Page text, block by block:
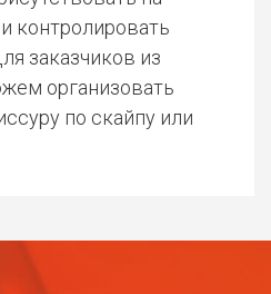
контролировать
заказчиков из
организовать
по скайпу или